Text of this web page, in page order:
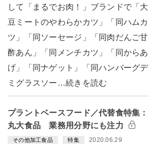
して「まるでお肉！」ブランドで「大
豆ミートのやわらかカツ」「同ハムカ
ツ」「同ソーセージ」「同肉だんご甘
酢あん」「同メンチカツ」「同からあ
げ」「同ナゲット」「同ハンバーグデ
ミグラスソー…続きを読む
プラントベースフード／代替食特集：
丸大食品 業務用分野にも注力
その他加工食品 特集 2020.06.29